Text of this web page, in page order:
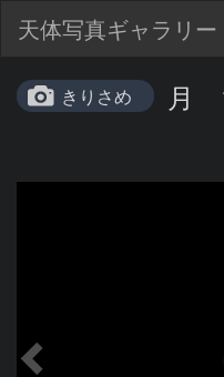
天体写真ギャラリー
きりさめ 月